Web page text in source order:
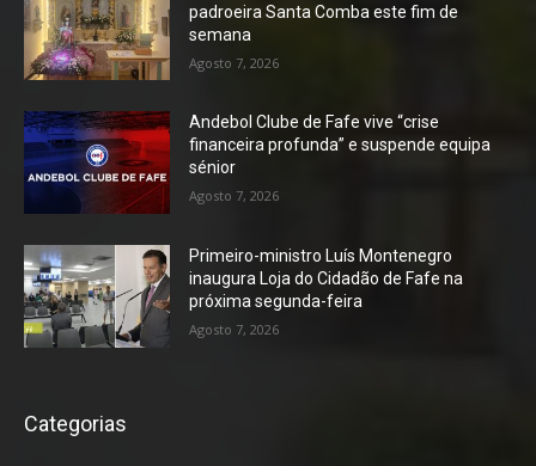
padroeira Santa Comba este fim de
semana
Agosto 7, 2026
Andebol Clube de Fafe vive “crise
financeira profunda” e suspende equipa
sénior
Agosto 7, 2026
Primeiro-ministro Luís Montenegro
inaugura Loja do Cidadão de Fafe na
próxima segunda-feira
Agosto 7, 2026
Categorias